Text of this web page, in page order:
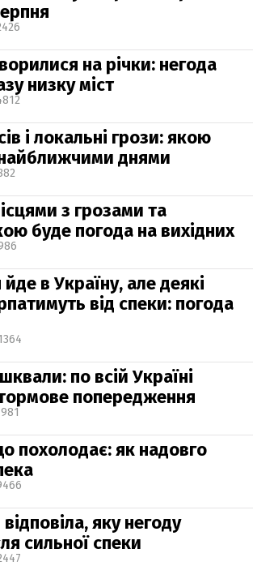
на річки: негода
низку міст
і локальні грози: якою
днями
з грозами та
буде погода на вихідних
в Україну, але деякі
від спеки: погода
по всій Україні
попередження
похолодає: як надовго
яку негоду
сильної спеки